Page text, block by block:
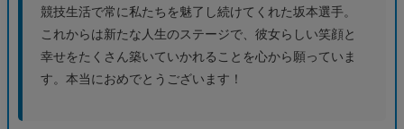
競技生活で常に私たちを魅了し続けてくれた坂本選手。
これからは新たな人生のステージで、彼女らしい笑顔と
幸せをたくさん築いていかれることを心から願っていま
す。本当におめでとうございます！